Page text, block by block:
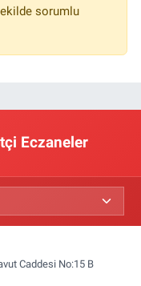
sorumlu
Eczaneler
Caddesi No:15 B